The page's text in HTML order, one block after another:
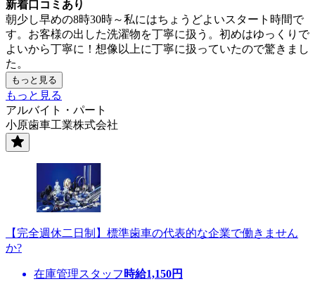
新着口コミあり
朝少し早めの8時30時～私にはちょうどよいスタート時間で
す。お客様の出した洗濯物を丁寧に扱う。初めはゆっくりで
よいから丁寧に！想像以上に丁寧に扱っていたので驚きまし
た。
もっと見る
もっと見る
アルバイト・パート
小原歯車工業株式会社
【完全週休二日制】標準歯車の代表的な企業で働きません
か?
在庫管理スタッフ 時給1,150円